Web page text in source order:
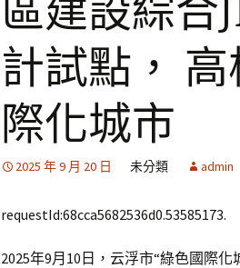
區建設綜合
計試點，
際化城市
2025 年 9 月 20 日 未分類 admin
requestId:68cca5682536d0.53585173.
2025年9月10日，云浮市“綠色國際